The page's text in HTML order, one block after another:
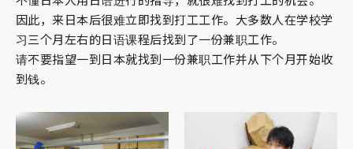
因此，来日本后很难立即找到打工工作。大多数人在学校学
习三个月左右的日语课程后找到了一份兼职工作。
请不要指望一到日本就找到一份兼职工作并从下个月开始收
到钱。